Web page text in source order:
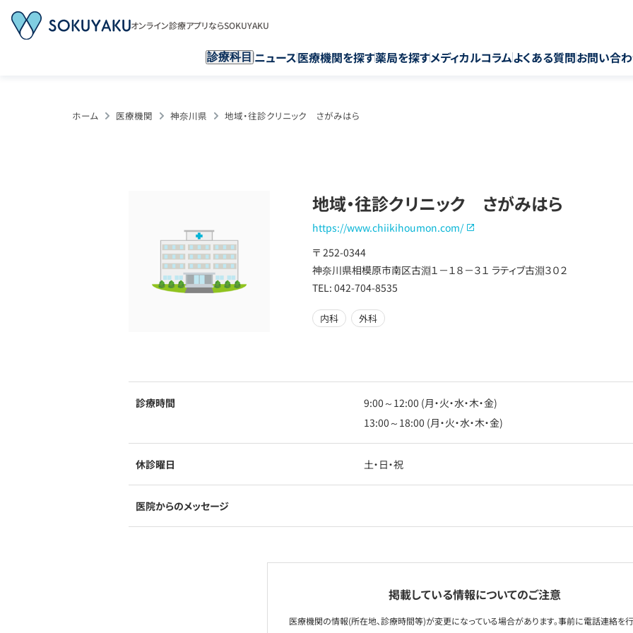
オンライン診療アプリならSOKUYAKU
診療科目 ニュース医療機関を探す薬局を探すメディカルコラムよくある質問お問い合
ホーム 医療機関 神奈川県 地域・往診クリニック さがみはら
地域・往診クリニック さがみはら
https://www.chiikihoumon.com/
〒 252-0344
神奈川県相模原市南区古淵１－１８－３１ ラティブ古淵３０２
TEL: 042-704-8535
内科 外科
診療時間
9:00～12:00 (月・火・水・木・金)
13:00～18:00 (月・火・水・木・金)
休診曜日 土・日・祝
医院からのメッセージ
掲載している情報についてのご注意
医療機関の情報(所在地、診療時間等)が変更になっている場合があります。事前に電話連絡を